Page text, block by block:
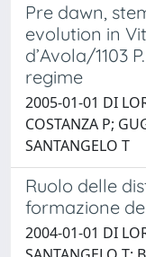
Pre dawn,
evolution in
d’Avola/1103
regime
2005-01-01 DI
COSTANZA P;
SANTANGELO T
Ruolo delle
formazione
2004-01-01 DI